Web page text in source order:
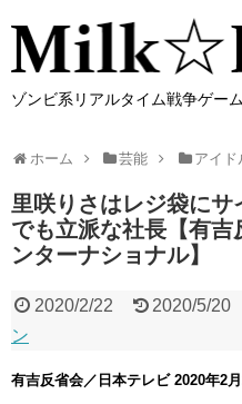
ゾンビ系リアルタイム戦争ゲー
ホーム 芸能 アイド
里咲りさはレジ袋にサ
でも立派な社長【有吉
ンターナショナル】
2020/2/22 2020/5/20
ン
有吉反省会／日本テレビ 2020年2